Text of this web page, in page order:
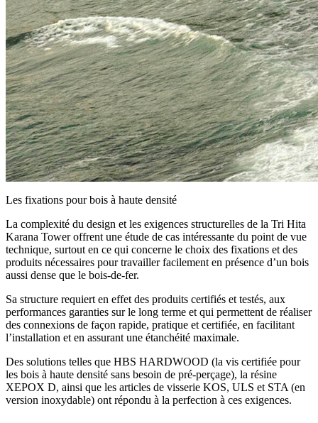
Les fixations pour bois à haute densité
La complexité du design et les exigences structurelles de la Tri Hita
Karana Tower offrent une étude de cas intéressante du point de vue
technique, surtout en ce qui concerne le choix des fixations et des
produits nécessaires pour travailler facilement en présence d’un bois
aussi dense que le bois-de-fer.
Sa structure requiert en effet des produits certifiés et testés, aux
performances garanties sur le long terme et qui permettent de réaliser
des connexions de façon rapide, pratique et certifiée, en facilitant
l’installation et en assurant une étanchéité maximale.
Des solutions telles que HBS HARDWOOD (la vis certifiée pour
les bois à haute densité sans besoin de pré-perçage), la résine
XEPOX D, ainsi que les articles de visserie KOS, ULS et STA (en
version inoxydable) ont répondu à la perfection à ces exigences.